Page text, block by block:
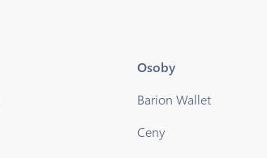
Osoby
Barion Wallet
Ceny